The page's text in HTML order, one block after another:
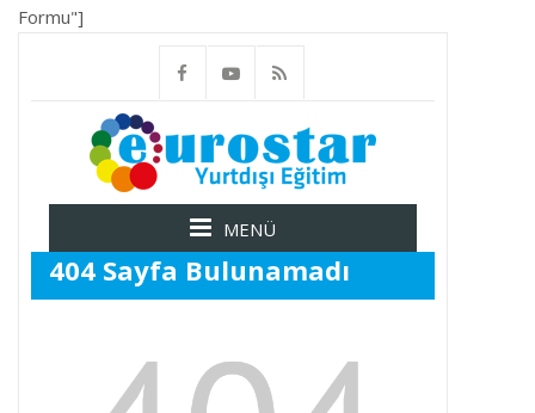
Formu"]